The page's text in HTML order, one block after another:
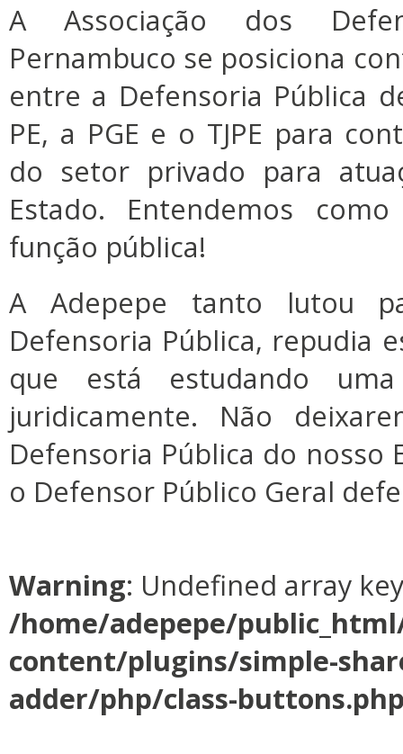
A Associação dos
Pernambuco se posiciona
entre a Defensoria Pública
PE, a PGE e o TJPE para
do setor privado para
Estado. Entendemos
função pública!
A Adepepe tanto lutou
Defensoria Pública, repudia
que está estudando
juridicamente. Não
Defensoria Pública do nosso
o Defensor Público Geral
Warning: Undefined array
/home/adepepe/
content/plugins/simple-
adder/php/class-